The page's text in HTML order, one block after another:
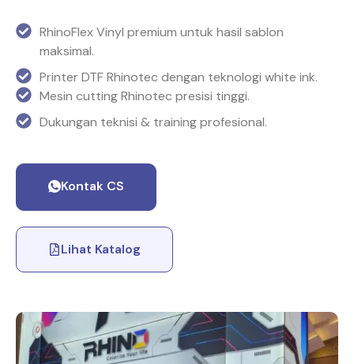
RhinoFlex Vinyl premium untuk hasil sablon
maksimal.
Printer DTF Rhinotec dengan teknologi white ink.
Mesin cutting Rhinotec presisi tinggi.
Dukungan teknisi & training profesional.
Kontak CS
Lihat Katalog